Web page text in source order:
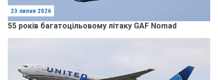
23 липня 2026
55 років багатоцільовому літаку GAF Nomad